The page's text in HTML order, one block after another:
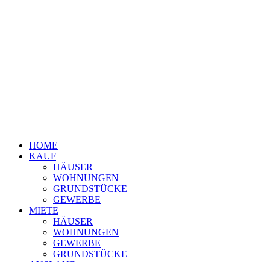
HOME
KAUF
HÄUSER
WOHNUNGEN
GRUNDSTÜCKE
GEWERBE
MIETE
HÄUSER
WOHNUNGEN
GEWERBE
GRUNDSTÜCKE